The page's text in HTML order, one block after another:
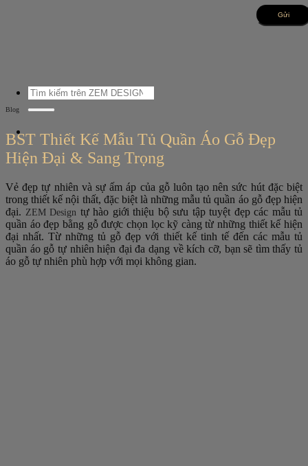
Tìm
kiếm:
Blog
BST Thiết Kế Mẫu Tủ Quần Áo Gỗ Đẹp
Hiện Đại & Sang Trọng
Vẻ đẹp tự nhiên và sự ấm áp của gỗ luôn tạo nên sức hút đặc biệt
trong thiết kế nội thất, đặc biệt là những mẫu tủ quần áo gỗ đẹp hiện
đại. ZEM Design tự hào giới thiệu bộ sưu tập tuyệt đẹp các mẫu tủ
quần áo đẹp bằng gỗ được chọn lọc kỹ càng từ những thiết kế hiện
đại nhất. Từ những tủ gỗ đẹp với thiết kế tinh tế đến các mẫu tủ
quần áo gỗ tự nhiên hiện đại đa dạng về kích cỡ, bạn sẽ tìm thấy tủ
áo gỗ tự nhiên phù hợp với mọi không gian.